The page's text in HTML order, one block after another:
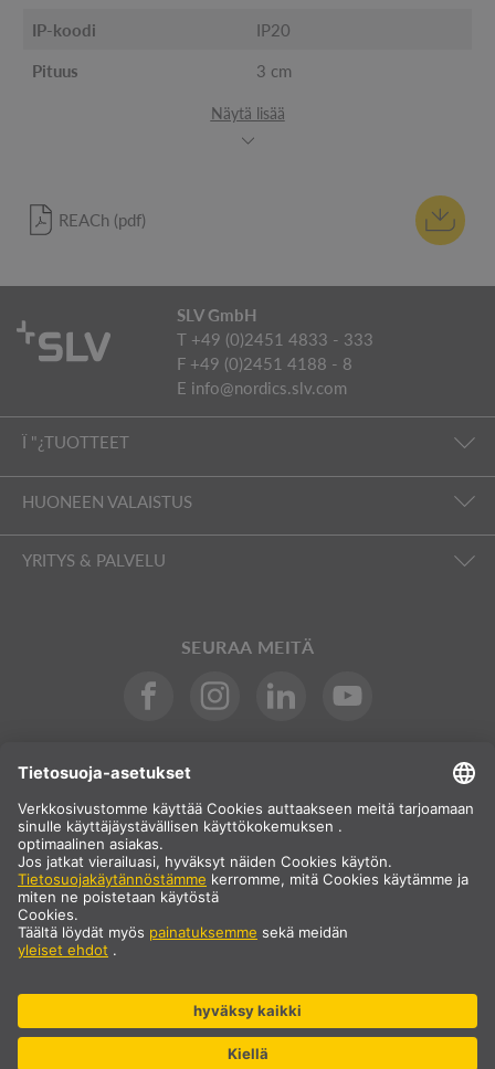
IP-koodi IP20
Pituus 3 cm
Näytä lisää
REACh (pdf)
SLV GmbH
T +49 (0)2451 4833 - 333
F +49 (0)2451 4188 - 8
E info@nordics.slv.com
Ï "¿TUOTTEET
HUONEEN VALAISTUS
YRITYS & PALVELU
SEURAA MEITÄ
FI
Suomi
Maavalinta
* Hinta ei sisällä arvonlisäveroa eikä toimituskuluja, jotka lisätään
oston yhteydessä.
** Ilmoitetut arvot ovat keskimääräisiä toimitusaikoja, ja ne
koskevat vakiotoimituksia Manner-Euroopassa edellyttäen, että
tuotteilla, kuten profiileilla ja kiskojärjestelmillä jne., voi olla
pidempi toimitusaika.